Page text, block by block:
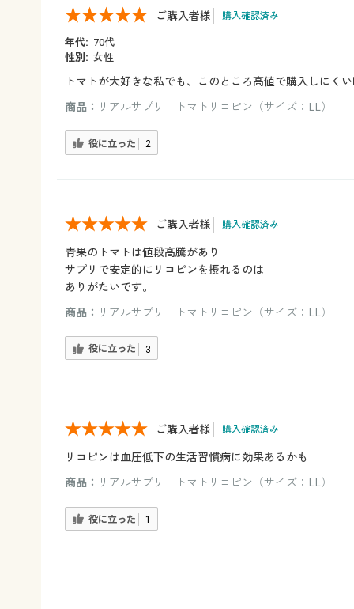
ご購入者様 購入確認済み
年代: 70代
性別: 女性
トマトが大好きな私でも、このところ高値で購入しにく
商品： リアルサプリ トマトリコピン（サイズ：LL）
役に立った 2
ご購入者様 購入確認済み
青果のトマトは値段高騰があり
サプリで安定的にリコピンを摂れるのは
ありがたいです。
商品： リアルサプリ トマトリコピン（サイズ：LL）
役に立った 3
ご購入者様 購入確認済み
リコピンは血圧低下の生活習慣病に効果あるかも
商品： リアルサプリ トマトリコピン（サイズ：LL）
役に立った 1